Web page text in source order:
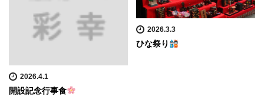
2026.4.1
開設記念行事食
2026.3.3
ひな祭り